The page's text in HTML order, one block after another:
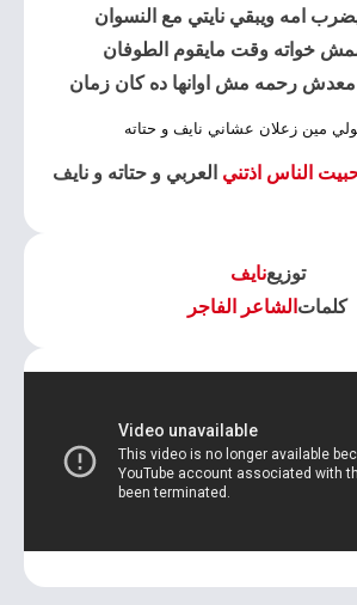
امه ويبقي نايتي مع النسوان
خواته وقت مايقوم الطوفان
معدش رحمه مش اوانها ده كان زمان
مين زعلان عشاني نايف و حتاته
الناس اذتني العربي و حتاته و نايف
توزيعنايف
كلمات الشاعر الفاجر